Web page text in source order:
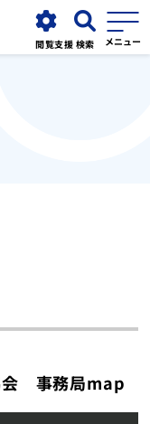
閲覧支援 検索
会 事務局map